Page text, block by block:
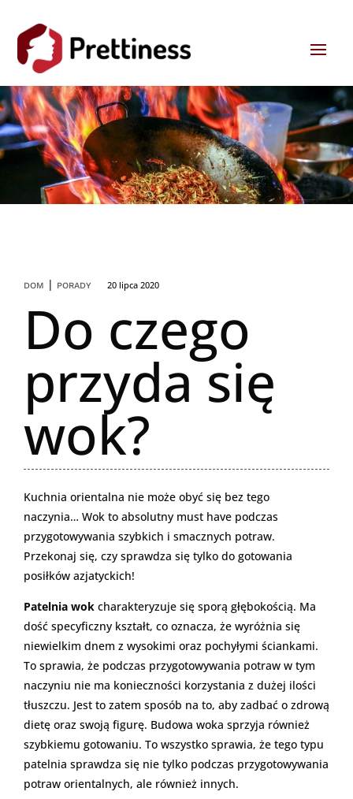
DOM | PORADY 20 lipca 2020
Do czego
przyda się
wok?
Kuchnia orientalna nie może obyć się bez tego
naczynia… Wok to absolutny must have podczas
przygotowywania szybkich i smacznych potraw.
Przekonaj się, czy sprawdza się tylko do gotowania
posiłków azjatyckich!
Patelnia wok charakteryzuje się sporą głębokością. Ma
dość specyficzny kształt, co oznacza, że wyróżnia się
niewielkim dnem z wysokimi oraz pochyłymi ściankami.
To sprawia, że podczas przygotowywania potraw w tym
naczyniu nie ma konieczności korzystania z dużej ilości
tłuszczu. Jest to zatem sposób na to, aby zadbać o zdrową
dietę oraz swoją figurę. Budowa woka sprzyja również
szybkiemu gotowaniu. To wszystko sprawia, że tego typu
patelnia sprawdza się nie tylko podczas przygotowywania
potraw orientalnych, ale również innych.